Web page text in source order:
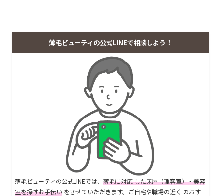
薄毛ビューティの公式LINEで相談しよう！
薄毛ビューティの公式LINEでは、 薄毛に対応 した床屋（理容室）・美容
室を探すお手伝い をさせていただきます。ご自宅や職場の近く のおす